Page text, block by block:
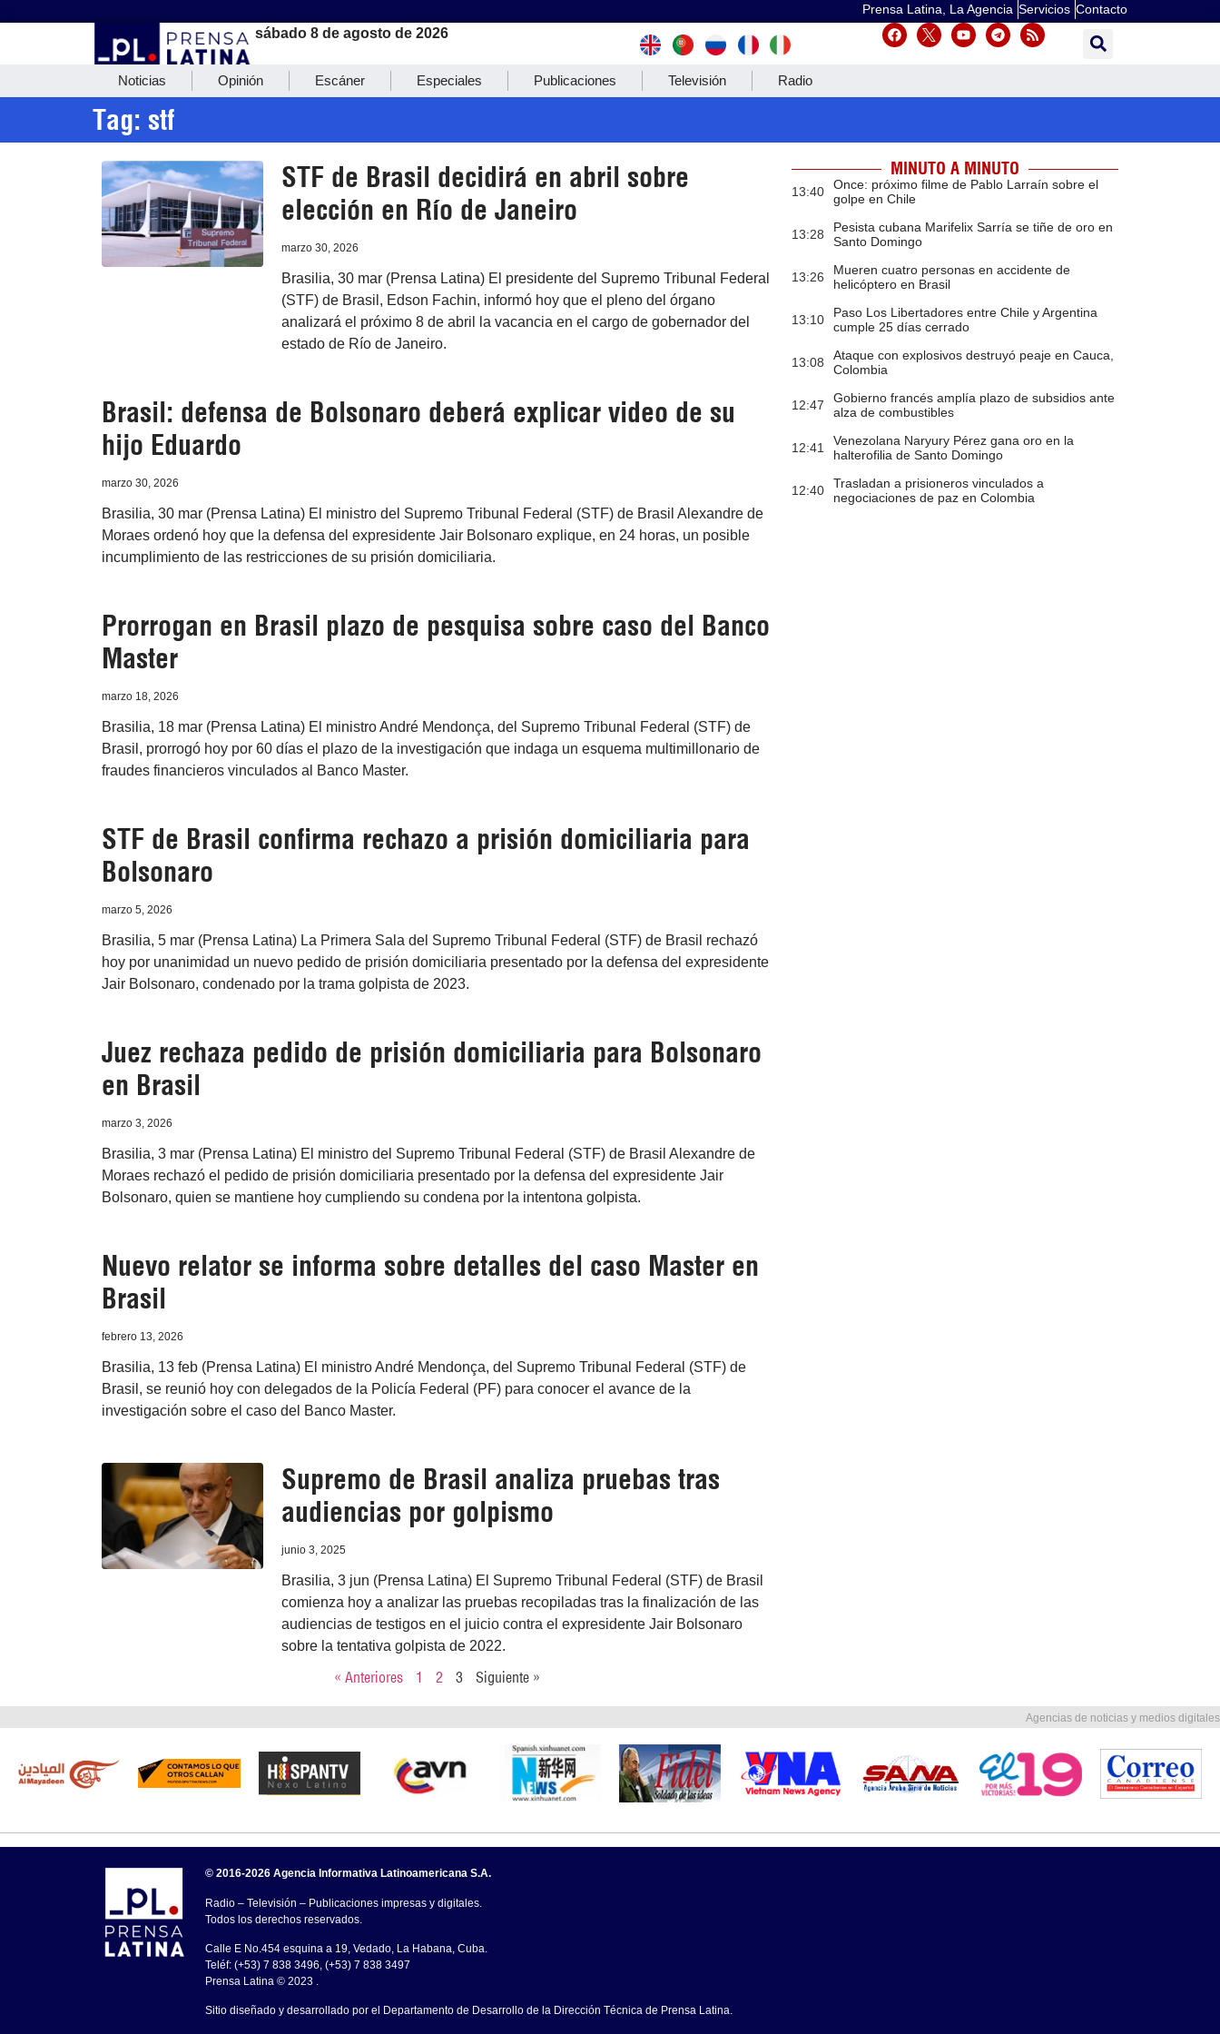
Prensa Latina, La Agencia Servicios Contacto
sábado 8 de agosto de 2026
Noticias Opinión Escáner Especiales Publicaciones Televisión Radio
Tag: stf
STF de Brasil decidirá en abril sobre
elección en Río de Janeiro
marzo 30, 2026
Brasilia, 30 mar (Prensa Latina) El presidente del Supremo Tribunal Federal
(STF) de Brasil, Edson Fachin, informó hoy que el pleno del órgano
analizará el próximo 8 de abril la vacancia en el cargo de gobernador del
estado de Río de Janeiro.
Brasil: defensa de Bolsonaro deberá explicar video de su
hijo Eduardo
marzo 30, 2026
Brasilia, 30 mar (Prensa Latina) El ministro del Supremo Tribunal Federal (STF) de Brasil Alexandre de
Moraes ordenó hoy que la defensa del expresidente Jair Bolsonaro explique, en 24 horas, un posible
incumplimiento de las restricciones de su prisión domiciliaria.
Prorrogan en Brasil plazo de pesquisa sobre caso del Banco
Master
marzo 18, 2026
Brasilia, 18 mar (Prensa Latina) El ministro André Mendonça, del Supremo Tribunal Federal (STF) de
Brasil, prorrogó hoy por 60 días el plazo de la investigación que indaga un esquema multimillonario de
fraudes financieros vinculados al Banco Master.
STF de Brasil confirma rechazo a prisión domiciliaria para
Bolsonaro
marzo 5, 2026
Brasilia, 5 mar (Prensa Latina) La Primera Sala del Supremo Tribunal Federal (STF) de Brasil rechazó
hoy por unanimidad un nuevo pedido de prisión domiciliaria presentado por la defensa del expresidente
Jair Bolsonaro, condenado por la trama golpista de 2023.
Juez rechaza pedido de prisión domiciliaria para Bolsonaro
en Brasil
marzo 3, 2026
Brasilia, 3 mar (Prensa Latina) El ministro del Supremo Tribunal Federal (STF) de Brasil Alexandre de
Moraes rechazó el pedido de prisión domiciliaria presentado por la defensa del expresidente Jair
Bolsonaro, quien se mantiene hoy cumpliendo su condena por la intentona golpista.
Nuevo relator se informa sobre detalles del caso Master en
Brasil
febrero 13, 2026
Brasilia, 13 feb (Prensa Latina) El ministro André Mendonça, del Supremo Tribunal Federal (STF) de
Brasil, se reunió hoy con delegados de la Policía Federal (PF) para conocer el avance de la
investigación sobre el caso del Banco Master.
Supremo de Brasil analiza pruebas tras
audiencias por golpismo
junio 3, 2025
Brasilia, 3 jun (Prensa Latina) El Supremo Tribunal Federal (STF) de Brasil
comienza hoy a analizar las pruebas recopiladas tras la finalización de las
audiencias de testigos en el juicio contra el expresidente Jair Bolsonaro
sobre la tentativa golpista de 2022.
« Anteriores 1 2 3 Siguiente »
MINUTO A MINUTO
13:40
Once: próximo filme de Pablo Larraín sobre el
golpe en Chile
13:28
Pesista cubana Marifelix Sarría se tiñe de oro en
Santo Domingo
13:26
Mueren cuatro personas en accidente de
helicóptero en Brasil
13:10
Paso Los Libertadores entre Chile y Argentina
cumple 25 días cerrado
13:08
Ataque con explosivos destruyó peaje en Cauca,
Colombia
12:47
Gobierno francés amplía plazo de subsidios ante
alza de combustibles
12:41
Venezolana Naryury Pérez gana oro en la
halterofilia de Santo Domingo
12:40
Trasladan a prisioneros vinculados a
negociaciones de paz en Colombia
Agencias de noticias y medios digitales
© 2016-2026 Agencia Informativa Latinoamericana S.A.
Radio – Televisión – Publicaciones impresas y digitales.
Todos los derechos reservados.
Calle E No.454 esquina a 19, Vedado, La Habana, Cuba.
Teléf: (+53) 7 838 3496, (+53) 7 838 3497
Prensa Latina © 2023 .
Sitio diseñado y desarrollado por el Departamento de Desarrollo de la Dirección Técnica de Prensa Latina.